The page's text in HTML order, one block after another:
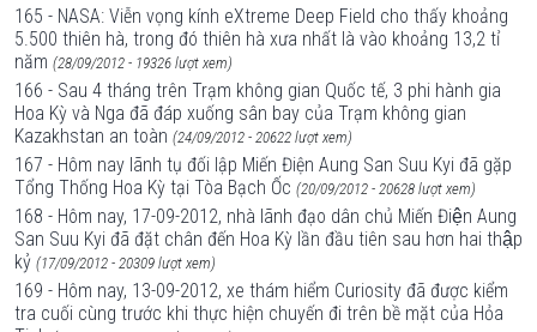
165 - NASA: Viễn vọng kính eXtreme Deep Field cho thấy khoảng
5.500 thiên hà, trong đó thiên hà xưa nhất là vào khoảng 13,2 tỉ
năm (28/09/2012 - 19326 lượt xem)
166 - Sau 4 tháng trên Trạm không gian Quốc tế, 3 phi hành gia
Hoa Kỳ và Nga đã đáp xuống sân bay của Trạm không gian
Kazakhstan an toàn (24/09/2012 - 20622 lượt xem)
167 - Hôm nay lãnh tụ đối lập Miến Điện Aung San Suu Kyi đã gặp
Tổng Thống Hoa Kỳ tại Tòa Bạch Ốc (20/09/2012 - 20628 lượt xem)
168 - Hôm nay, 17-09-2012, nhà lãnh đạo dân chủ Miến Điện Aung
San Suu Kyi đã đặt chân đến Hoa Kỳ lần đầu tiên sau hơn hai thập
kỷ (17/09/2012 - 20309 lượt xem)
169 - Hôm nay, 13-09-2012, xe thám hiểm Curiosity đã được kiểm
tra cuối cùng trước khi thực hiện chuyến đi trên bề mặt của Hỏa